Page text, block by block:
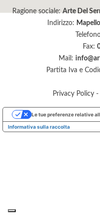
Ragione sociale:Arte Del
Indirizzo:
Fax:
Mail:
Partita Iva e
Privacy Policy -
Informativa sulla raccolta
Le tue preferenze relative